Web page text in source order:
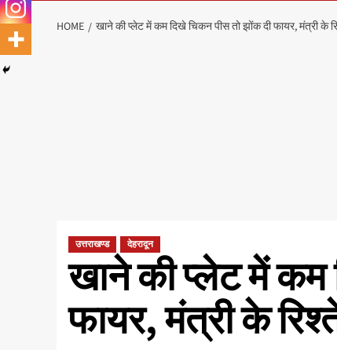
HOME खाने की प्लेट में कम दिखे चिकन पीस तो झोंक दी फायर, मंत्री के
उत्तराखण्ड देहरादून
खाने की प्लेट में कम
फायर, मंत्री के